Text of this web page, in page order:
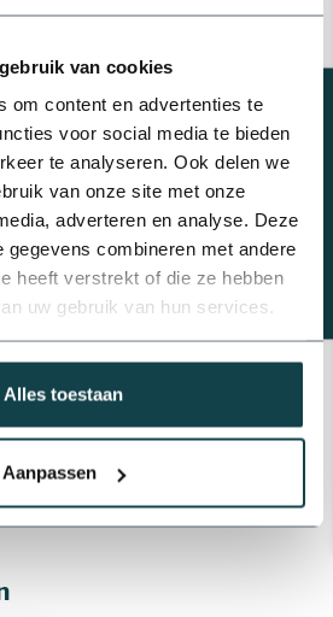
van cookies
om content en advertenties te
voor social media te bieden
te analyseren. Ook delen we
van onze site met onze
adverteren en analyse. Deze
gegevens combineren met andere
heeft verstrekt of die ze hebben
uw gebruik van hun services.
Alles toestaan
Aanpassen
draadstop | 6 bar
€0,80
schroefbus | 16
€0,84
van de beregeningsspecialist?
Beregeningsplan?